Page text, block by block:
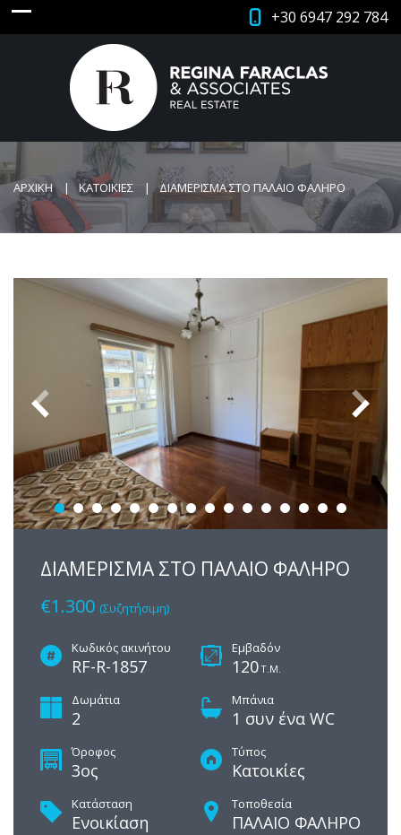
+30 6947 292 784
ΑΡΧΙΚΗ ΚΑΤΟΙΚΙΕΣ ΔΙΑΜΕΡΙΣΜΑ ΣΤΟ ΠΑΛΑΙΟ ΦΑΛΗΡΟ
ΔΙΑΜΕΡΙΣΜΑ ΣΤΟ ΠΑΛΑΙΟ ΦΑΛΗΡΟ
€1.300 (Συζητήσιμη)
Κωδικός ακινήτου
RF-R-1857
Εμβαδόν
120Τ.Μ.
Δωμάτια
2
Μπάνια
1 συν ένα WC
Όροφος
3ος
Τύπος
Κατοικίες
Κατάσταση
Ενοικίαση
Τοποθεσία
ΠΑΛΑΙΟ ΦΑΛΗΡΟ